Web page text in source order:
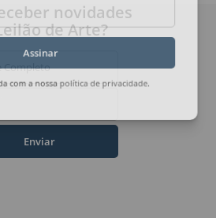
Assinar
com a nossapolítica de privacidade
novidades
de Arte?
Completo
Enviar